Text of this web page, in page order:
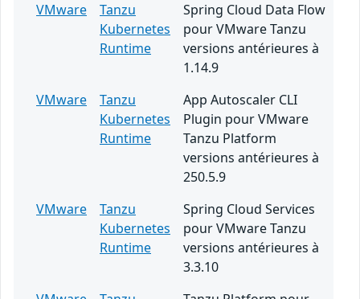
VMware
Tanzu
Kubernetes
Runtime
Spring Cloud Data Flow
pour VMware Tanzu
versions antérieures à
1.14.9
VMware
Tanzu
Kubernetes
Runtime
App Autoscaler CLI
Plugin pour VMware
Tanzu Platform
versions antérieures à
250.5.9
VMware
Tanzu
Kubernetes
Runtime
Spring Cloud Services
pour VMware Tanzu
versions antérieures à
3.3.10